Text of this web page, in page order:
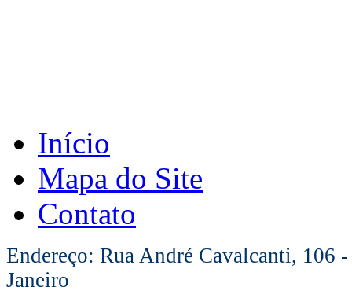
Início
Mapa do Site
Contato
Endereço: Rua André Cavalcanti, 106
Janeiro